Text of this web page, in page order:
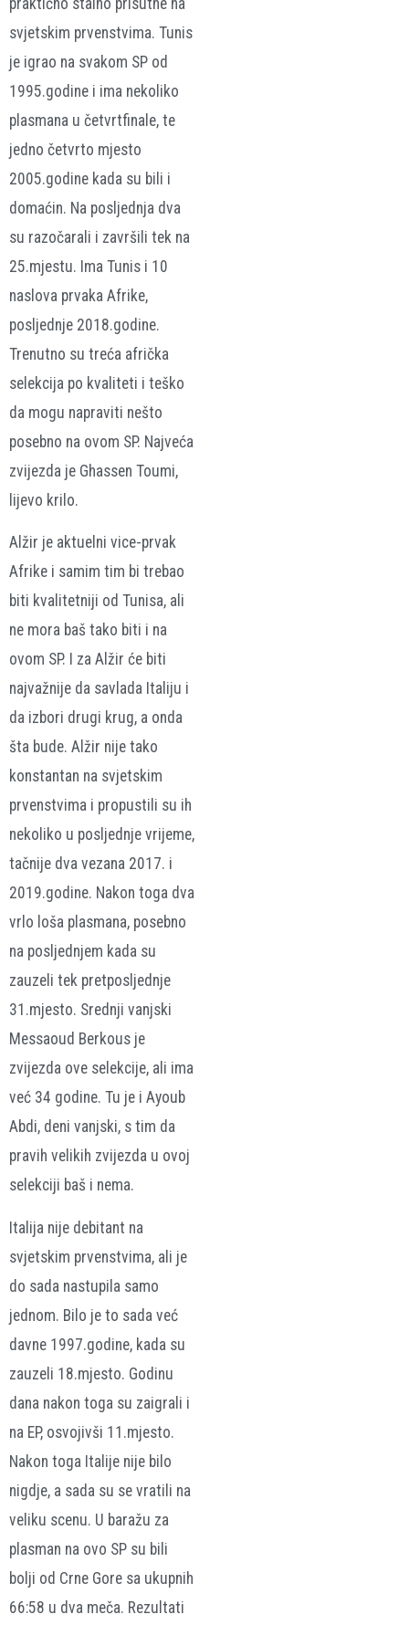
svjetskim prvenstvima. Tunis
je igrao na svakom SP od
1995.godine i ima nekoliko
plasmana u četvrtfinale, te
jedno četvrto mjesto
2005.godine kada su bili i
domaćin. Na posljednja dva
su razočarali i završili tek na
25.mjestu. Ima Tunis i 10
naslova prvaka Afrike,
posljednje 2018.godine.
Trenutno su treća afrička
selekcija po kvaliteti i teško
da mogu napraviti nešto
posebno na ovom SP. Najveća
zvijezda je Ghassen Toumi,
lijevo krilo.
Alžir je aktuelni vice-prvak
Afrike i samim tim bi trebao
biti kvalitetniji od Tunisa, ali
ne mora baš tako biti i na
ovom SP. I za Alžir će biti
najvažnije da savlada Italiju i
da izbori drugi krug, a onda
šta bude. Alžir nije tako
konstantan na svjetskim
prvenstvima i propustili su ih
nekoliko u posljednje vrijeme,
tačnije dva vezana 2017. i
2019.godine. Nakon toga dva
vrlo loša plasmana, posebno
na posljednjem kada su
zauzeli tek pretposljednje
31.mjesto. Srednji vanjski
Messaoud Berkous je
zvijezda ove selekcije, ali ima
već 34 godine. Tu je i Ayoub
Abdi, deni vanjski, s tim da
pravih velikih zvijezda u ovoj
selekciji baš i nema.
Italija nije debitant na
svjetskim prvenstvima, ali je
do sada nastupila samo
jednom. Bilo je to sada već
davne 1997.godine, kada su
zauzeli 18.mjesto. Godinu
dana nakon toga su zaigrali i
na EP, osvojivši 11.mjesto.
Nakon toga Italije nije bilo
nigdje, a sada su se vratili na
veliku scenu. U baražu za
plasman na ovo SP su bili
bolji od Crne Gore sa ukupnih
66:58 u dva meča. Rezultati